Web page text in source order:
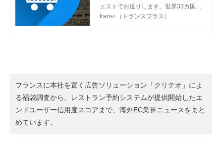
Check、独自の信用スコアを
ョン情報サイト | trans+（ト
ランスプラス）
ェストでお送りします。世界33カ国・1
71の拠点があるトランスコスモスだか
trans+（トランスプラス）
フランスに本社を置く広告ソリューション「クリテオ」によ
る福袋調査から、レストラン予約システムが提供開始したエ
ンドユーザー信用度スコアまで、海外EC業界ニュースをまと
めています。